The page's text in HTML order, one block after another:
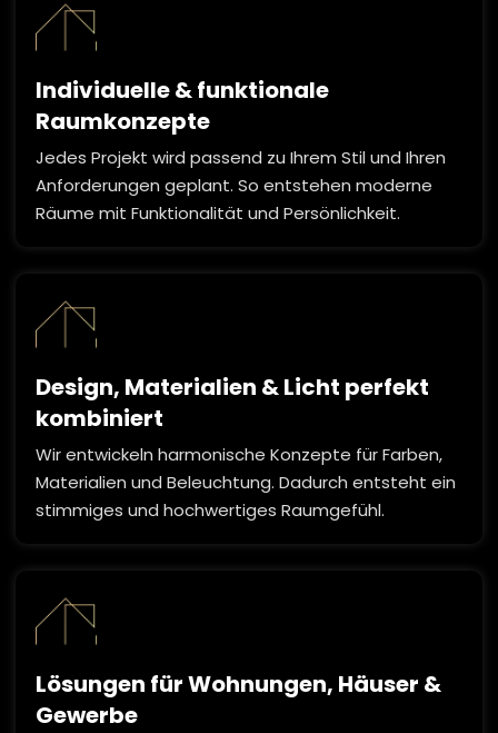
Individuelle & funktionale
Raumkonzepte
Jedes Projekt wird passend zu Ihrem Stil und Ihren
Anforderungen geplant. So entstehen moderne
Räume mit Funktionalität und Persönlichkeit.
Design, Materialien & Licht perfekt
kombiniert
Wir entwickeln harmonische Konzepte für Farben,
Materialien und Beleuchtung. Dadurch entsteht ein
stimmiges und hochwertiges Raumgefühl.
Lösungen für Wohnungen, Häuser &
Gewerbe